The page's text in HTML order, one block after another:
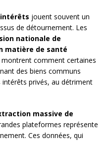
jouent souvent un
de détournement. Les
nationale de
matière de santé
montrent comment certaines
des biens communs
privés, au détriment
massive de
plateformes représente
Ces données, qui